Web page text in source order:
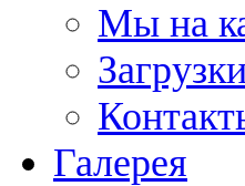
Мы на
Галерея